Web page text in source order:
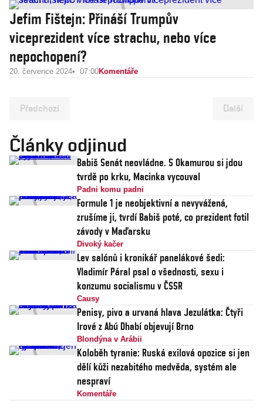
Jefim Fištejn: Přináší Trumpův
viceprezident více strachu, nebo více
nepochopení?
20. července 2024 07:00Komentáře
Předchozí Další
Články odjinud
Babiš Senát neovládne. S Okamurou si jdou
tvrdě po krku, Macinka vycouval
Padni komu padni
Formule 1 je neobjektivní a nevyvážená,
zrušíme ji, tvrdí Babiš poté, co prezident fotil
závody v Maďarsku
Divoký kačer
Lev salónů i kronikář panelákové šedi:
Vladimír Páral psal o všednosti, sexu i
konzumu socialismu v ČSSR
Causy
Penisy, pivo a urvaná hlava Jezulátka: Čtyři
Irové z Abú Dhabí objevují Brno
Blondýna v Arábii
Koloběh tyranie: Ruská exilová opozice si jen
dělí kůži nezabitého medvěda, systém ale
nespraví
Komentáře